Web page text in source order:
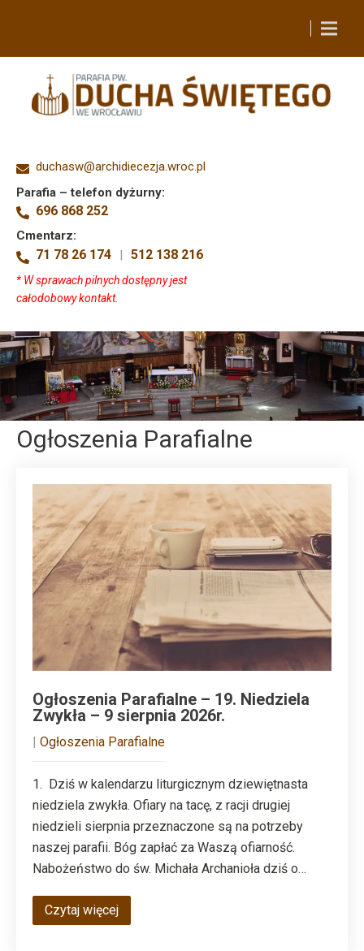
duchasw@archidiecezja.wroc.pl
Parafia – telefon dyżurny:
696 868 252
Cmentarz:
71 78 26 174 | 512 138 216
* W sprawach pilnych dostępny jest
całodobowy kontakt.
Ogłoszenia Parafialne
Ogłoszenia Parafialne – 19. Niedziela
Zwykła – 9 sierpnia 2026r.
Ogłoszenia Parafialne
1. Dziś w kalendarzu liturgicznym dziewiętnasta
niedziela zwykła. Ofiary na tacę, z racji drugiej
niedzieli sierpnia przeznaczone są na potrzeby
naszej parafii. Bóg zapłać za Waszą ofiarność.
Nabożeństwo do św. Michała Archanioła dziś o…
Czytaj więcej